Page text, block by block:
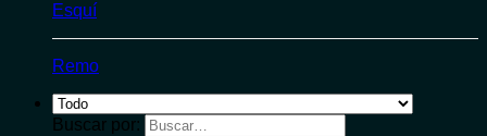
Esquí
Remo
Buscar por: